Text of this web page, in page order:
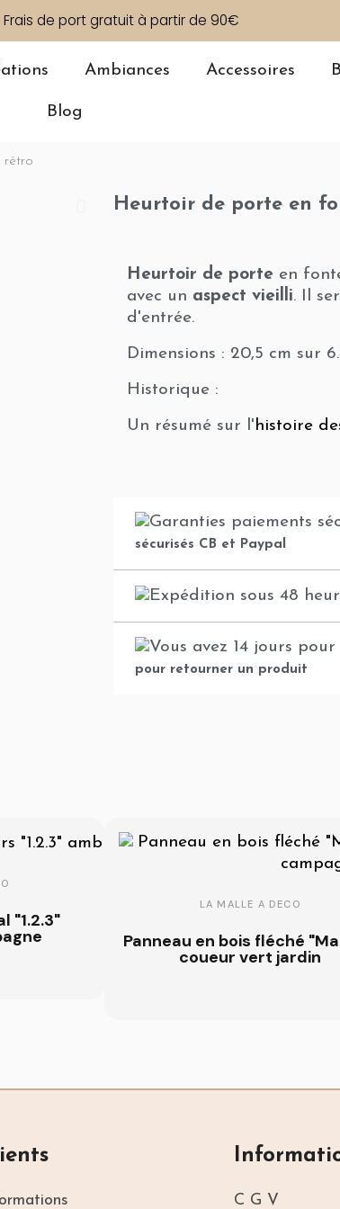
Frais de port gratuit à partir de 90€
Ambiances Accessoires
Blog
rétro
Heurtoir de porte en
Heurtoir de porte en
avec un aspect vieilli. Il
d'entrée.
Dimensions : 20,5 cm sur
Historique :
Un résumé sur l'histoire
sécurisés CB et Paypal
pour retourner un produit
"1.2.3"
LA MALLE A DECO
Panneau en bois fléché
coueur vert jardin
C G V